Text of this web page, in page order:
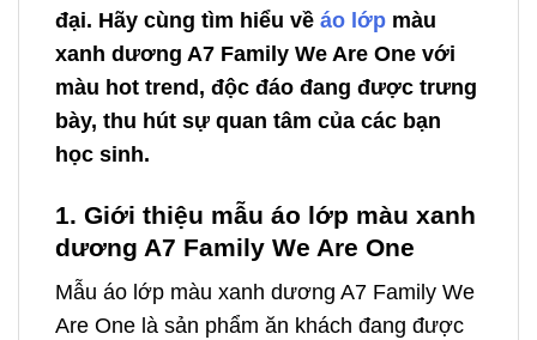
đại. Hãy cùng tìm hiểu về áo lớp màu
xanh dương A7 Family We Are One với
màu hot trend, độc đáo đang được trưng
bày, thu hút sự quan tâm của các bạn
học sinh.
1. Giới thiệu mẫu áo lớp màu xanh
dương A7 Family We Are One
Mẫu áo lớp màu xanh dương A7 Family We
Are One là sản phẩm ăn khách đang được